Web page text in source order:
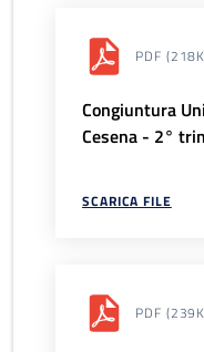
PDF
Congiuntura
Cesena - 2°
SCARICA FILE
PDF